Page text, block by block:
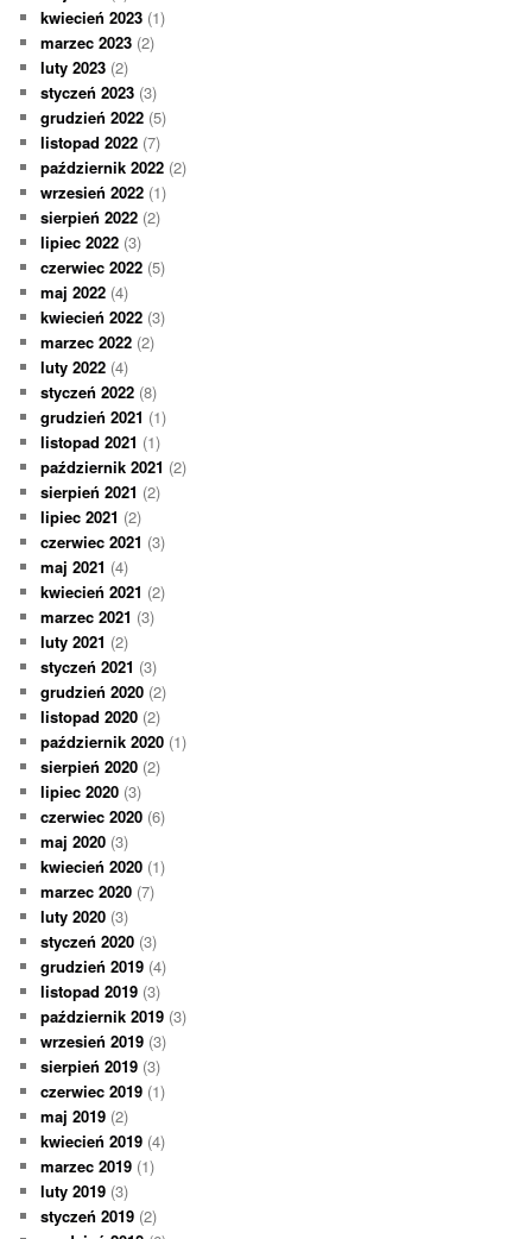
kwiecień 2023 (1)
marzec 2023 (2)
luty 2023 (2)
styczeń 2023 (3)
grudzień 2022 (5)
listopad 2022 (7)
październik 2022 (2)
wrzesień 2022 (1)
sierpień 2022 (2)
lipiec 2022 (3)
czerwiec 2022 (5)
maj 2022 (4)
kwiecień 2022 (3)
marzec 2022 (2)
luty 2022 (4)
styczeń 2022 (8)
grudzień 2021 (1)
listopad 2021 (1)
październik 2021 (2)
sierpień 2021 (2)
lipiec 2021 (2)
czerwiec 2021 (3)
maj 2021 (4)
kwiecień 2021 (2)
marzec 2021 (3)
luty 2021 (2)
styczeń 2021 (3)
grudzień 2020 (2)
listopad 2020 (2)
październik 2020 (1)
sierpień 2020 (2)
lipiec 2020 (3)
czerwiec 2020 (6)
maj 2020 (3)
kwiecień 2020 (1)
marzec 2020 (7)
luty 2020 (3)
styczeń 2020 (3)
grudzień 2019 (4)
listopad 2019 (3)
październik 2019 (3)
wrzesień 2019 (3)
sierpień 2019 (3)
czerwiec 2019 (1)
maj 2019 (2)
kwiecień 2019 (4)
marzec 2019 (1)
luty 2019 (3)
styczeń 2019 (2)